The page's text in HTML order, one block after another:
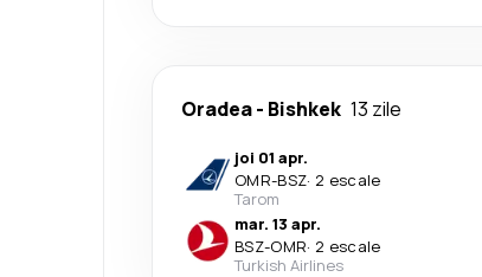
Oradea- Bishkek 13 zile
joi 01 apr.
OMR-BSZ· 2 escale
Tarom
mar. 13 apr.
BSZ-OMR· 2 escale
Turkish Airlines